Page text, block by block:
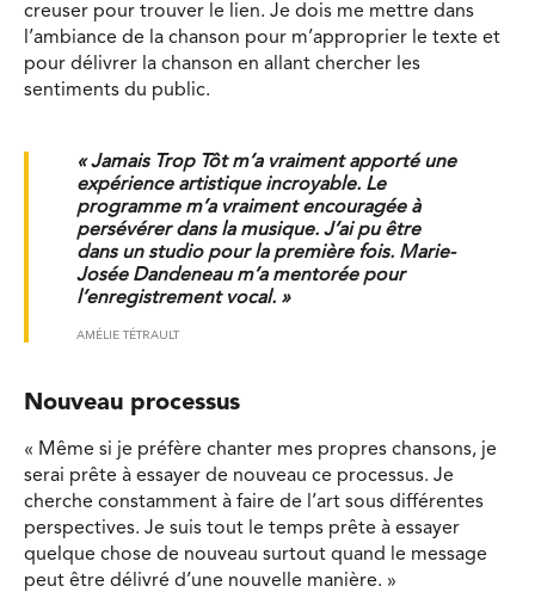
creuser pour trouver le lien. Je dois me mettre dans
l’ambiance de la chanson pour m’approprier le texte et
pour délivrer la chanson en allant chercher les
sentiments du public.
« Jamais Trop Tôt m’a vraiment apporté une
expérience artistique incroyable. Le
programme m’a vraiment encouragée à
persévérer dans la musique. J’ai pu être
dans un studio pour la première fois. Marie-
Josée Dandeneau m’a mentorée pour
l’enregistrement vocal. »
AMÉLIE TÉTRAULT
Nouveau processus
« Même si je préfère chanter mes propres chansons, je
serai prête à essayer de nouveau ce processus. Je
cherche constamment à faire de l’art sous différentes
perspectives. Je suis tout le temps prête à essayer
quelque chose de nouveau surtout quand le message
peut être délivré d’une nouvelle manière. »